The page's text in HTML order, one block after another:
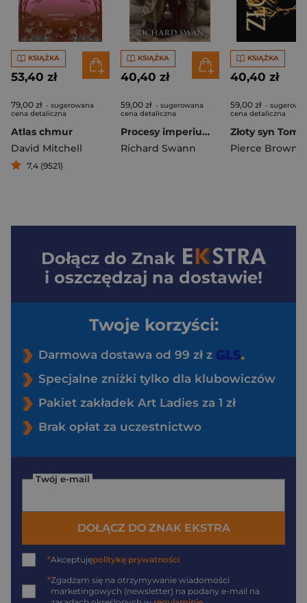
KSIĄŻKA
53,40 zł
79,00 zł - sugerowana
cena detaliczna
Atlas chmur
David Mitchell
7,4 (9521)
KSIĄŻKA
40,40 zł
59,00 zł - sugerowana
cena detaliczna
Procesy imperium Cykl Imperium Wilka Tom 3
Richard Swann
KSIĄŻKA
40,40 zł
59,00 zł -
cena detaliczna
Złoty syn Tom 2
Pierce Brown
Dołącz do Znak
i oszczędzaj na dostawie!
Twoje korzyści:
Darmowa dostawa od 99 zł z
Specjalne zniżki tylko dla klubowiczów
Pakiet zakładek Art Ladies za 1 zł
Brak opłat za uczestnictwo
Twój e-mail
DOŁĄCZ DO ZNAK EKSTRA
*Akceptujępolitykę prywatności
*Zgadzam się na otrzymywanie wiadomości
marketingowych (newsletter) na podany e-mail na